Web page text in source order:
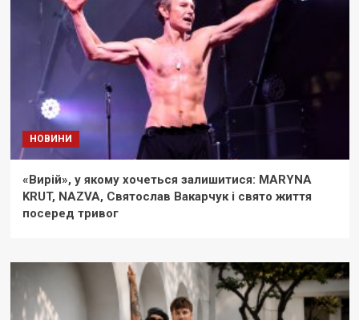
НОВИНИ
«Вирій», у якому хочеться залишитися: MARYNA
KRUT, NAZVA, Святослав Вакарчук і свято життя
посеред тривог